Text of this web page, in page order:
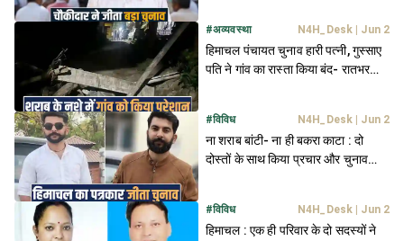
#अव्यवस्था N4H_Desk Jun 2
हिमाचल पंचायत चुनाव हारी पत्नी, गुस्साए
पति ने गांव का रास्ता किया बंद- रातभर
#विविध N4H_Desk Jun 2
ना शराब बांटी- ना ही बकरा काटा : दो
दोस्तों के साथ किया प्रचार और चुनाव
#विविध N4H_Desk Jun 2
हिमाचल : एक ही परिवार के दो सदस्यों ने